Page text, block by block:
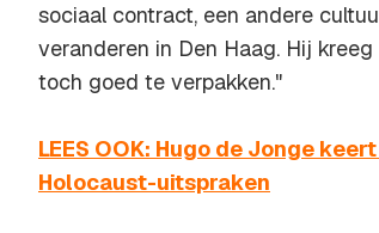
sociaal contract, een andere
veranderen in Den Haag. Hij
toch goed te verpakken."
LEES OOK: Hugo de Jonge
Holocaust-uitspraken